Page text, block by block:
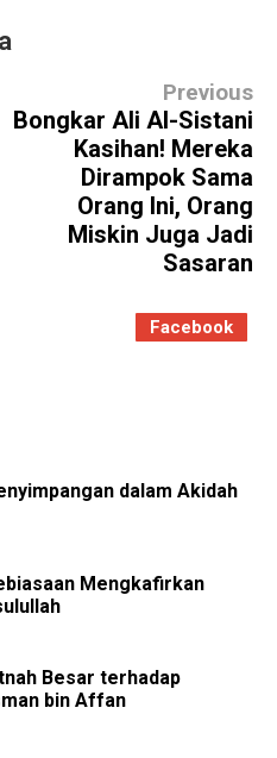
Previous
Bongkar Ali Al-Sistani
Kasihan! Mereka
Dirampok Sama
Orang Ini, Orang
Miskin Juga Jadi
Sasaran
Facebook
dalam Akidah
Mengkafirkan
Besar terhadap
bin Affan